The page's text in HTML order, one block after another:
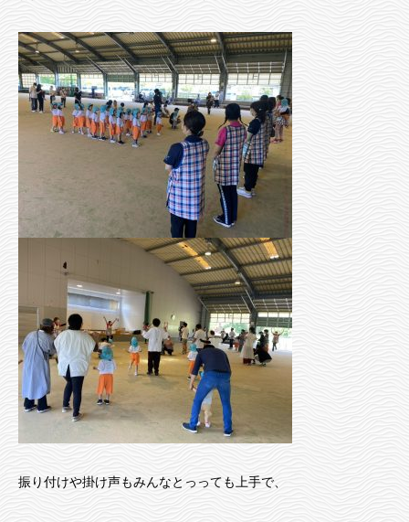
振り付けや掛け声もみんなとっっても上手で、